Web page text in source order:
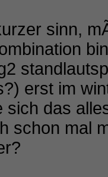
sinn,
erst im
sich das
schon mal